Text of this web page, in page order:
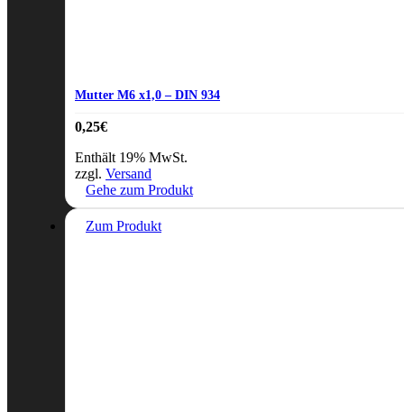
Mutter M6 x1,0 – DIN 934
0,25€
Enthält 19% MwSt.
zzgl. Versand
Gehe zum Produkt
Zum Produkt